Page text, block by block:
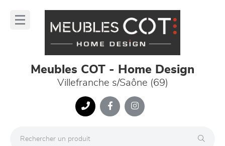
Meubles COT - Home Design
Villefranche s/Saône (69)